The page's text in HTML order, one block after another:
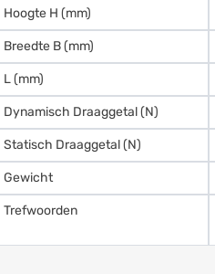
Hoogte H (mm)
Breedte B (mm)
L (mm)
Dynamisch Draaggetal (N)
Statisch Draaggetal (N)
Gewicht
Trefwoorden